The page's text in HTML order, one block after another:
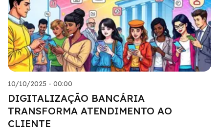
10/10/2025 - 00:00
DIGITALIZAÇÃO BANCÁRIA
TRANSFORMA ATENDIMENTO AO
CLIENTE